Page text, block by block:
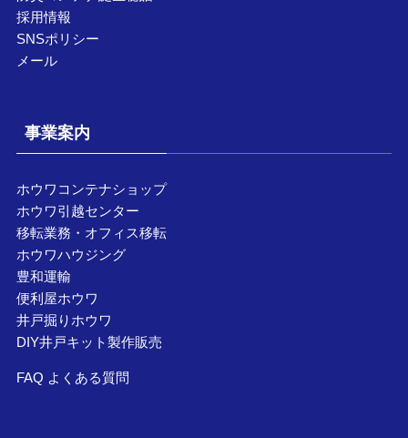
採用情報
SNSポリシー
メール
事業案内
ホウワコンテナショップ
ホウワ引越センター
移転業務・オフィス移転
ホウワハウジング
豊和運輸
便利屋ホウワ
井戸掘りホウワ
DIY井戸キット製作販売
FAQ よくある質問